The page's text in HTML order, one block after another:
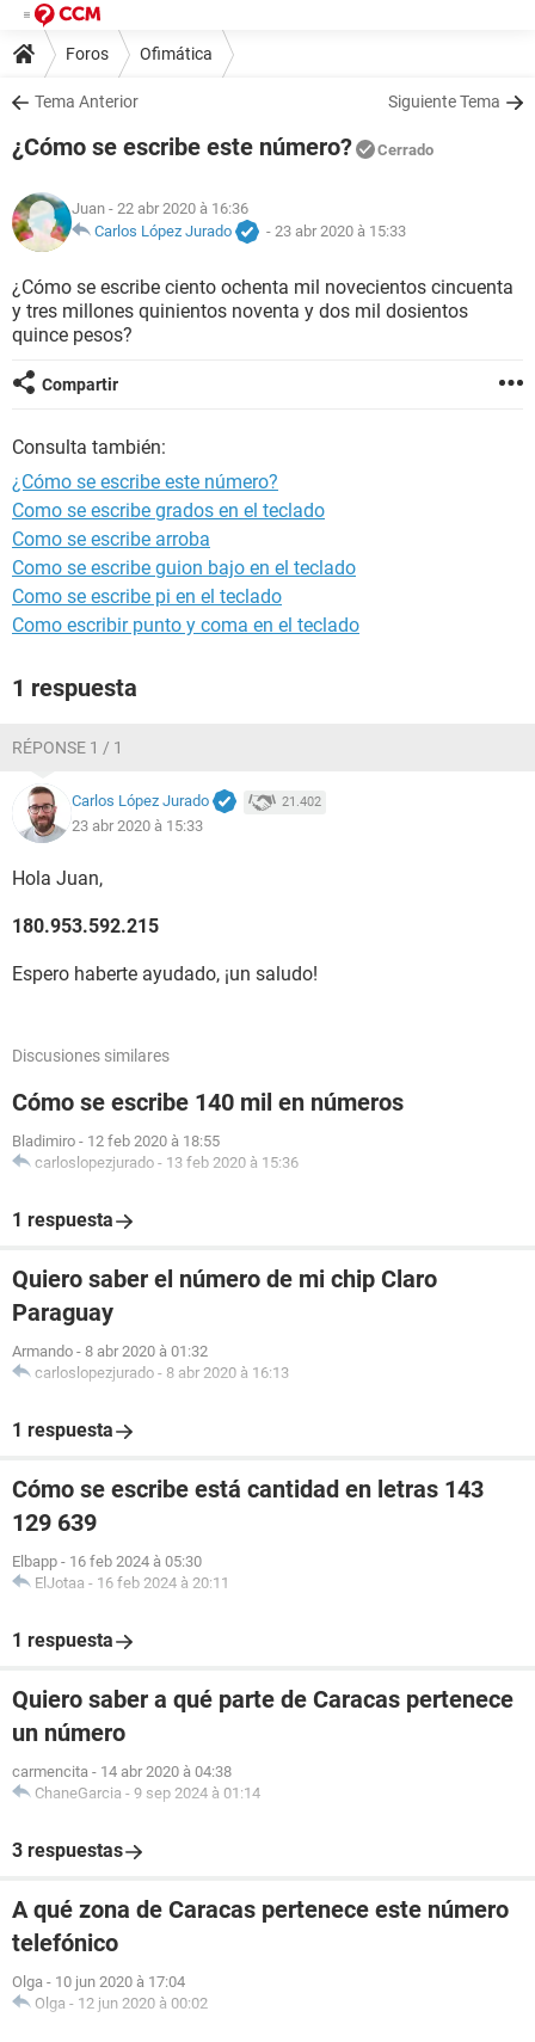
Foros Ofimática
Tema Anterior Siguiente Tema
¿Cómo se escribe este número? Cerrado
Juan - 22 abr 2020 à 16:36
Carlos López Jurado
- 23 abr 2020 à 15:33
¿Cómo se escribe ciento ochenta mil novecientos cincuenta
y tres millones quinientos noventa y dos mil dosientos
quince pesos?
Compartir
Consulta también:
¿Cómo se escribe este número?
Como se escribe grados en el teclado
Como se escribe arroba
Como se escribe guion bajo en el teclado
Como se escribe pi en el teclado
Como escribir punto y coma en el teclado
1 respuesta
RÉPONSE 1 / 1
Carlos López Jurado 21.402
23 abr 2020 à 15:33
Hola Juan,
180.953.592.215
Espero haberte ayudado, ¡un saludo!
Discusiones similares
Cómo se escribe 140 mil en números
Bladimiro - 12 feb 2020 à 18:55
carloslopezjurado - 13 feb 2020 à 15:36
1 respuesta
Quiero saber el número de mi chip Claro
Paraguay
Armando - 8 abr 2020 à 01:32
carloslopezjurado - 8 abr 2020 à 16:13
1 respuesta
Cómo se escribe está cantidad en letras 143
129 639
Elbapp - 16 feb 2024 à 05:30
ElJotaa - 16 feb 2024 à 20:11
1 respuesta
Quiero saber a qué parte de Caracas pertenece
un número
carmencita - 14 abr 2020 à 04:38
ChaneGarcia - 9 sep 2024 à 01:14
3 respuestas
A qué zona de Caracas pertenece este número
telefónico
Olga - 10 jun 2020 à 17:04
Olga - 12 jun 2020 à 00:02